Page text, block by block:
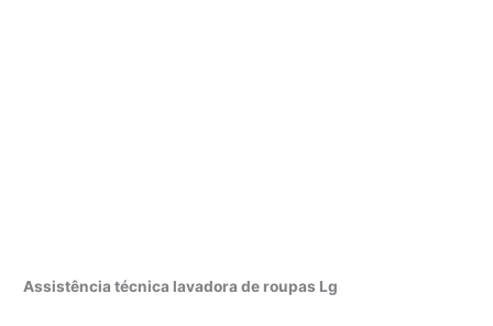
Assistência técnica lavadora de roupas Lg